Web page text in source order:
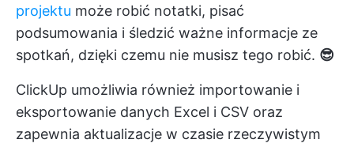
projektu może robić notatki, pisać
podsumowania i śledzić ważne informacje ze
spotkań, dzięki czemu nie musisz tego robić. 😎
ClickUp umożliwia również importowanie i
eksportowanie danych Excel i CSV oraz
zapewnia aktualizacje w czasie rzeczywistym